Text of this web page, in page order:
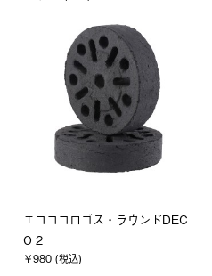
エコココロゴス・ラウンドDEC
O 2
￥980 (税込)